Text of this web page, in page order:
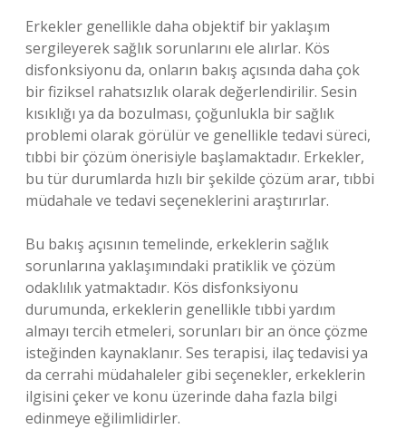
Erkekler genellikle daha objektif bir yaklaşım
sergileyerek sağlık sorunlarını ele alırlar. Kös
disfonksiyonu da, onların bakış açısında daha çok
bir fiziksel rahatsızlık olarak değerlendirilir. Sesin
kısıklığı ya da bozulması, çoğunlukla bir sağlık
problemi olarak görülür ve genellikle tedavi süreci,
tıbbi bir çözüm önerisiyle başlamaktadır. Erkekler,
bu tür durumlarda hızlı bir şekilde çözüm arar, tıbbi
müdahale ve tedavi seçeneklerini araştırırlar.
Bu bakış açısının temelinde, erkeklerin sağlık
sorunlarına yaklaşımındaki pratiklik ve çözüm
odaklılık yatmaktadır. Kös disfonksiyonu
durumunda, erkeklerin genellikle tıbbi yardım
almayı tercih etmeleri, sorunları bir an önce çözme
isteğinden kaynaklanır. Ses terapisi, ilaç tedavisi ya
da cerrahi müdahaleler gibi seçenekler, erkeklerin
ilgisini çeker ve konu üzerinde daha fazla bilgi
edinmeye eğilimlidirler.